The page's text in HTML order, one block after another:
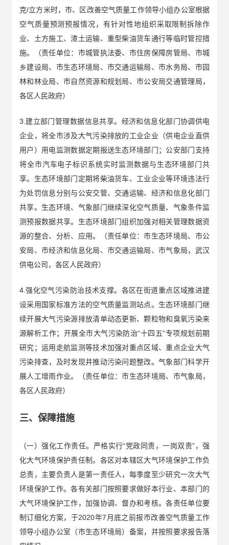
克/立方米时，市、区改善空气质量工作领导小组办公室根据
空气质量预测预报情况，有针对性地组织采取限制拆除作
业、土方施工、渣土运输、重型柴油货车通行等临时管控措
施。（责任单位：市城管执法委、市住房保障房管局、市城
乡建设局、市生态环境局、市交通运输局、市水务局、市园
林和林业局、市自然资源和规划局、市公安局交通管理局，
各区人民政府）
3.建立部门管理数据信息共享。经济和信息化部门协调供电
企业，将全市涉及大气污染排放的工业企业（供电企业直供
用户）用电监测数据定期报送生态环境部门；公安部门支持
将全市汽车电子标识系统实时监测数据与生态环境部门共
享。生态环境部门定期将柴油货车、工业企业等环境违法行
为处罚信息分别与公安交管、交通运输、经济和信息化部门
共享。生态环境、气象部门继续深化空气质量、气象条件监
测预报数据共享。生态环境部门组织加强对相关管理数据资
源的整合、分析、应用。（责任单位：市生态环境局、市公
安局、市经济和信息化局、市交通运输局、市气象局，武汉
供电公司，各区人民政府）
4.强化空气污染防治技术支撑。各区在街道重点区域推进建
设采用国家标准方法的空气质量监测站点。生态环境部门继
续开展大气污染源排放清单动态更新、颗粒物和臭氧污染来
源解析工作；开展全市大气污染防治“十四五”专项规划前期
研究；运用走航监测等技术加强对重点区域、重点企业大气
污染排查，及时发现并推动污染问题整改。气象部门科学开
展人工增雨作业。（责任单位：市生态环境局、市气象局，
各区人民政府）
三、保障措施
（一）强化工作责任。严格实行“党政同责，一岗双责”，强
化大气环境保护责任制。各区对本辖区大气环境保护工作负
总责，主要负责人是第一责任人，每季度至少研究一次大气
环境保护工作。各有关部门按照要求做好本行业、本部门的
大气环境保护工作，加强协调、督办和考核。各责任单位要
制订细化方案，于2020年7月底之前报市改善空气质量工作
领导小组办公室（市生态环境局）备案，并按照要求报告落